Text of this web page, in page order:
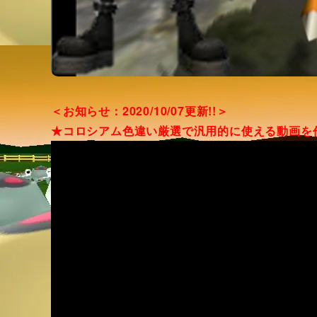
＜お知らせ：2020/10/07更新!!＞
★コロシアム色違い厳選で汎用的に使える動画を